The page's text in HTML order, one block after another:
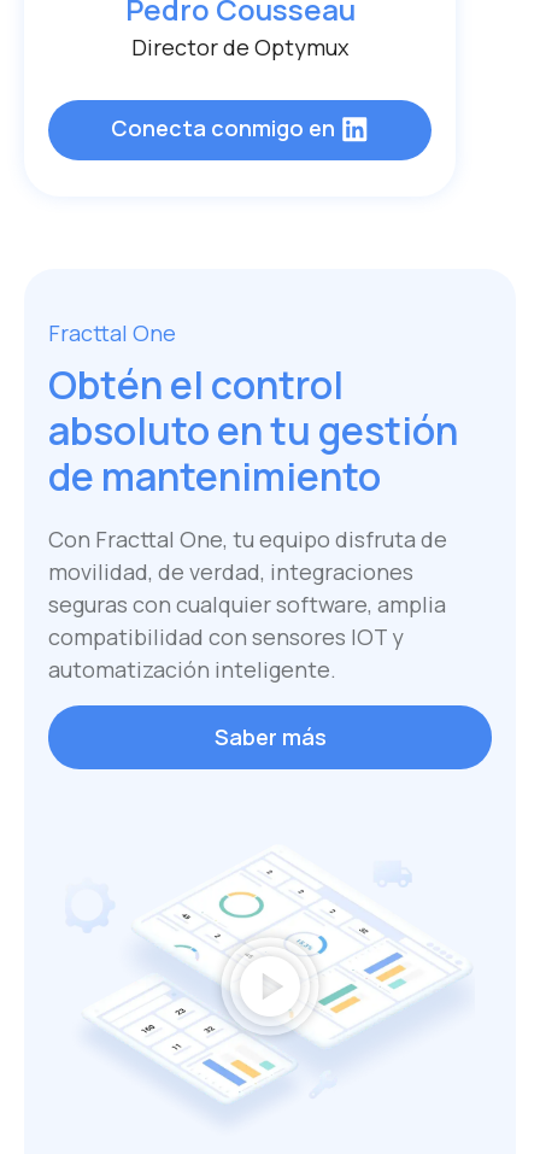
Pedro Cousseau
Director de Optymux
Conecta conmigo en
Fracttal One
Obtén el control
absoluto en tu gestión
de mantenimiento
Con Fracttal One, tu equipo disfruta de
movilidad, de verdad, integraciones
seguras con cualquier software, amplia
compatibilidad con sensores IOT y
automatización inteligente.
Saber más
play_circle